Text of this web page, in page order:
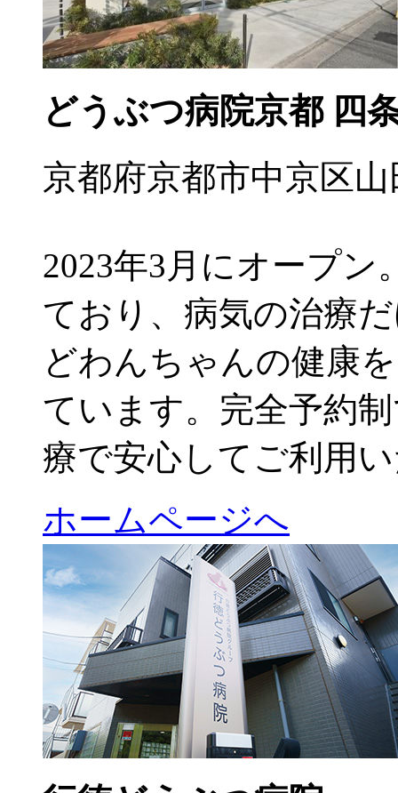
どうぶつ病院京都 四
京都府京都市中京区山
2023年3月にオープン
ており、病気の治療
どわんちゃんの健康
ています。完全予約
療で安心してご利用
ホームページへ